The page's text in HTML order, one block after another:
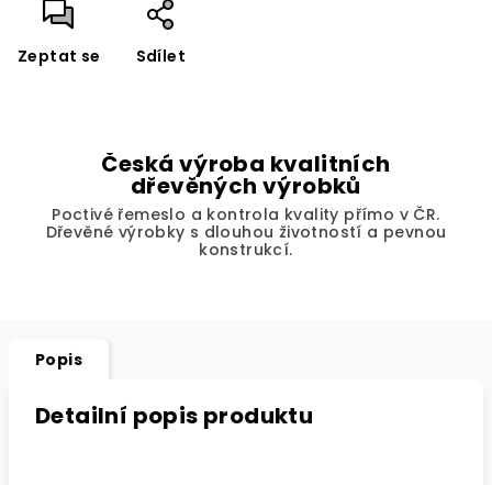
Zeptat se Sdílet
Česká výroba kvalitních
dřevěných výrobků
Poctivé řemeslo a kontrola kvality přímo v ČR.
Dřevěné výrobky s dlouhou životností a pevnou
konstrukcí.
Popis
Detailní popis produktu